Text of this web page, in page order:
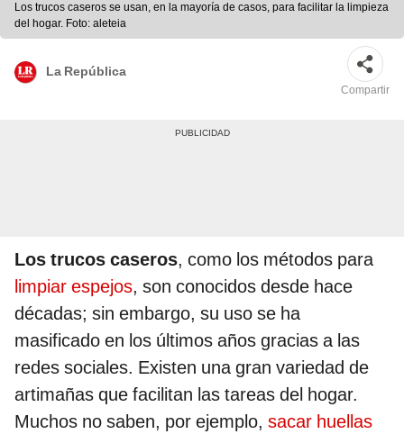
Los trucos caseros se usan, en la mayoría de casos, para facilitar la limpieza
del hogar. Foto: aleteia
La República
Compartir
Los trucos caseros, como los métodos para
limpiar espejos, son conocidos desde hace
décadas; sin embargo, su uso se ha
masificado en los últimos años gracias a las
redes sociales. Existen una gran variedad de
artimañas que facilitan las tareas del hogar.
Muchos no saben, por ejemplo, sacar huellas